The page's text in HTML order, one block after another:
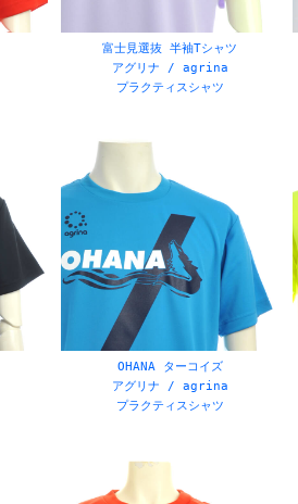
グラデーション
富士見選抜 半袖Tシャツ
アグリナ / agrina
プラクティスシャツ
OHANA ターコイズ
アグリナ / agrina
プラクティスシャツ